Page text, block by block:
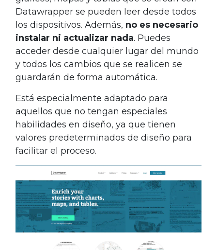
Datawrapper se pueden leer desde todos
los dispositivos. Además, no es necesario
instalar ni actualizar nada. Puedes
acceder desde cualquier lugar del mundo
y todos los cambios que se realicen se
guardarán de forma automática.
Está especialmente adaptado para
aquellos que no tengan especiales
habilidades en diseño, ya que tienen
valores predeterminados de diseño para
facilitar el proceso.